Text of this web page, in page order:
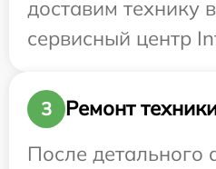
доставим технику
сервисный центр
3
Ремонт
После детального